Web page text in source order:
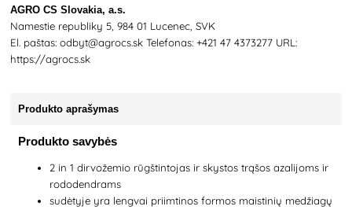
AGRO CS Slovakia, a.s.
Namestie republiky 5, 984 01 Lucenec, SVK
El. paštas: odbyt@agrocs.sk Telefonas: +421 47 4373277 URL:
https://agrocs.sk
Produkto aprašymas
Produkto savybės
2 in 1 dirvožemio rūgštintojas ir skystos trąšos azalijoms ir
rododendrams
sudėtyje yra lengvai priimtinos formos maistinių medžiagų